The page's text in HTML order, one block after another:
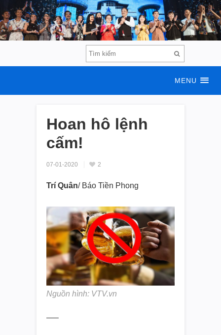
MENU
Hoan hô lệnh
cấm!
07-01-2020 2
Trí Quân/ Báo Tiền Phong
Nguồn hình: VTV.vn
—–